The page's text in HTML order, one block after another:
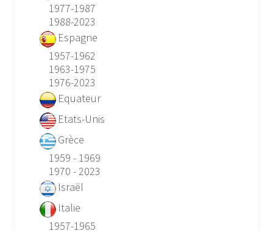
1977-1987
1988-2023
Espagne
1957-1962
1963-1975
1976-2023
Equateur
Etats-Unis
Grèce
1959 - 1969
1970 - 2023
Israël
Italie
1957-1965